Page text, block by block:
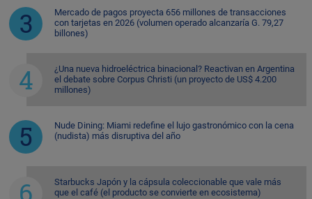
Mercado de pagos proyecta 656 millones de transacciones
con tarjetas en 2026 (volumen operado alcanzaría G. 79,27
billones)
¿Una nueva hidroeléctrica binacional? Reactivan en Argentina
el debate sobre Corpus Christi (un proyecto de US$ 4.200
millones)
Nude Dining: Miami redefine el lujo gastronómico con la cena
(nudista) más disruptiva del año
Starbucks Japón y la cápsula coleccionable que vale más
que el café (el producto se convierte en ecosistema)